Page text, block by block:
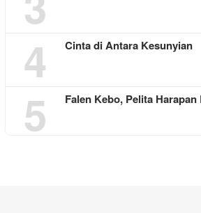
4 Cinta di Antara Kesunyian
5 Falen Kebo, Pelita